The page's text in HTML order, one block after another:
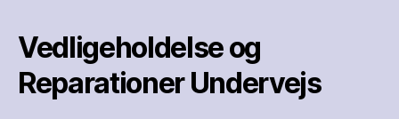
Vedligeholdelse og
Reparationer Undervejs